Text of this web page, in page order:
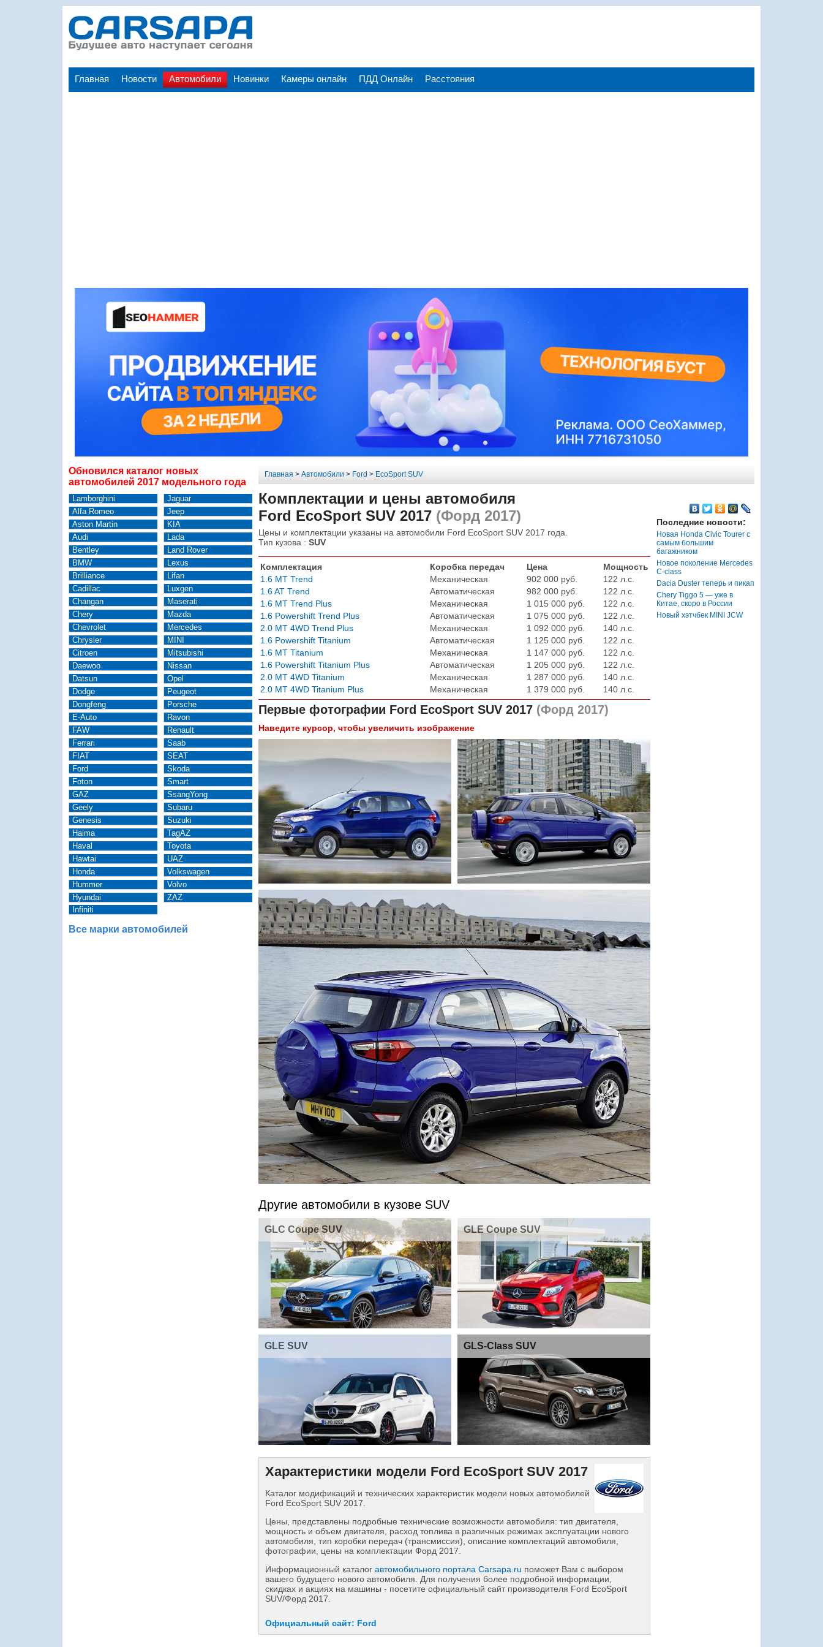
Главная Новости Автомобили Новинки Камеры онлайн ПДД Онлайн Расстояния
Обновился каталог новых
автомобилей 2017 модельного года
Lamborghini
Alfa Romeo
Aston Martin
Audi
Bentley
BMW
Brilliance
Cadillac
Changan
Chery
Chevrolet
Chrysler
Citroen
Daewoo
Datsun
Dodge
Dongfeng
E-Auto
FAW
Ferrari
FIAT
Ford
Foton
GAZ
Geely
Genesis
Haima
Haval
Hawtai
Honda
Hummer
Hyundai
Infiniti
Jaguar
Jeep
KIA
Lada
Land Rover
Lexus
Lifan
Luxgen
Maserati
Mazda
Mercedes
MINI
Mitsubishi
Nissan
Opel
Peugeot
Porsche
Ravon
Renault
Saab
SEAT
Skoda
Smart
SsangYong
Subaru
Suzuki
TagAZ
Toyota
UAZ
Volkswagen
Volvo
ZAZ
Все марки автомобилей
Главная > Автомобили > Ford > EcoSport SUV
Комплектации и цены автомобиля
Ford EcoSport SUV 2017(Форд 2017)
Цены и комплектации указаны на автомобили Ford EcoSport SUV 2017 года.
Тип кузова : SUV
Комплектация Коробка передач Цена
Мощность
1.6 MT Trend
Механическая 902 000 руб.
122 л.с.
1.6 AT Trend
Автоматическая 982 000 руб.
122 л.с.
1.6 MT Trend Plus
Механическая 1 015 000 руб.
122 л.с.
1.6 Powershift Trend Plus
Автоматическая 1 075 000 руб.
122 л.с.
2.0 MT 4WD Trend Plus
Механическая 1 092 000 руб.
140 л.с.
1.6 Powershift Titanium
Автоматическая 1 125 000 руб.
122 л.с.
1.6 MT Titanium
Механическая 1 147 000 руб.
122 л.с.
1.6 Powershift Titanium Plus
Автоматическая 1 205 000 руб.
122 л.с.
2.0 MT 4WD Titanium
Механическая 1 287 000 руб.
140 л.с.
2.0 MT 4WD Titanium Plus
Механическая 1 379 000 руб. 140 л.с.
Первые фотографии Ford EcoSport SUV 2017(Форд 2017)
Наведите курсор, чтобы увеличить изображение
Другие автомобили в кузове SUV
GLC Coupe SUV GLE Coupe SUV
GLE SUV GLS-Class SUV
Характеристики модели Ford EcoSport SUV 2017
Каталог модификаций и технических характеристик модели новых автомобилей
Ford EcoSport SUV 2017.
Цены, представлены подробные технические возможности автомобиля: тип двигателя,
мощность и объем двигателя, расход топлива в различных режимах эксплуатации нового
автомобиля, тип коробки передач (трансмиссия), описание комплектаций автомобиля,
фотографии, цены на комплектации Форд 2017.
Информационный каталог автомобильного портала Carsapa.ru поможет Вам с выбором
вашего будущего нового автомобиля. Для получения более подробной информации,
скидках и акциях на машины - посетите официальный сайт производителя Ford EcoSport
SUV/Форд 2017.
Официальный сайт: Ford
Последние новости:
Новая Honda Civic Tourer с
самым большим
багажником
Новое поколение Mercedes
C-class
Dacia Duster теперь и пикап
Chery Tiggo 5 — уже в
Китае, скоро в России
Новый хэтчбек MINI JCW